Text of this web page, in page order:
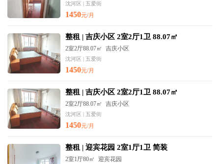
沈河区 | 五爱街
1450元/月
整租 | 吉庆小区 2室2厅1卫 88.07㎡
2室2厅88.07㎡ 吉庆小区
沈河区 | 五爱街
1450元/月
整租 | 吉庆小区 2室2厅1卫 88.07㎡
2室2厅88.07㎡ 吉庆小区
沈河区 | 五爱街
1450元/月
整租 | 迎宾花园 2室1厅1卫 简装
2室1厅80㎡ 迎宾花园